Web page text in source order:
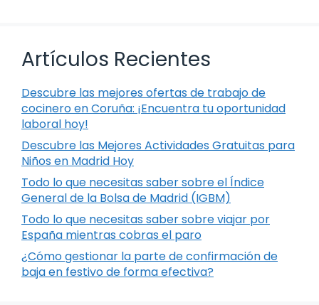
Artículos Recientes
Descubre las mejores ofertas de trabajo de
cocinero en Coruña: ¡Encuentra tu oportunidad
laboral hoy!
Descubre las Mejores Actividades Gratuitas para
Niños en Madrid Hoy
Todo lo que necesitas saber sobre el Índice
General de la Bolsa de Madrid (IGBM)
Todo lo que necesitas saber sobre viajar por
España mientras cobras el paro
¿Cómo gestionar la parte de confirmación de
baja en festivo de forma efectiva?